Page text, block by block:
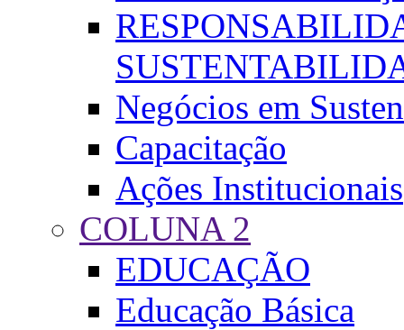
Negócios em
Capacitação
Ações Institucionais
COLUNA 2
EDUCAÇÃO
Educação Básica